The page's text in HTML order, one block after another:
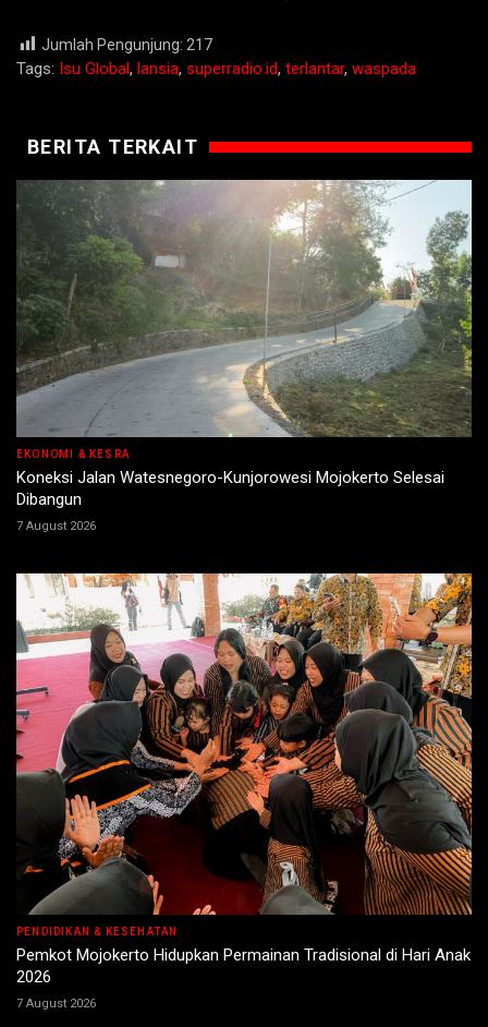
Jumlah Pengunjung: 217
Tags: Isu Global, lansia, superradio.id, terlantar, waspada
BERITA TERKAIT
EKONOMI & KESRA
Koneksi Jalan Watesnegoro-Kunjorowesi Mojokerto Selesai
Dibangun
7 August 2026
PENDIDIKAN & KESEHATAN
Pemkot Mojokerto Hidupkan Permainan Tradisional di Hari Anak
2026
7 August 2026